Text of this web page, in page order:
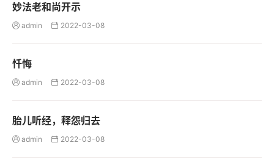
妙法老和尚开示
 admin  2022-03-08
忏悔
 admin  2022-03-08
胎儿听经，释怨归去
 admin  2022-03-08